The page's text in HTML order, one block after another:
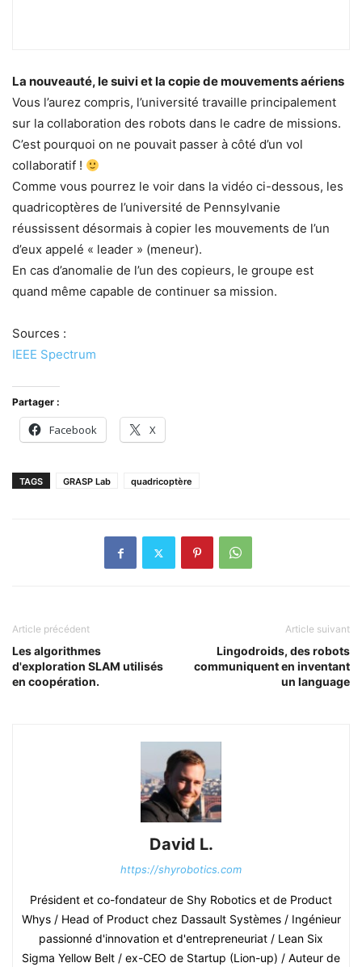
La nouveauté, le suivi et la copie de mouvements aériens
Vous l’aurez compris, l’université travaille principalement
sur la collaboration des robots dans le cadre de missions.
C’est pourquoi on ne pouvait passer à côté d’un vol
collaboratif !
Comme vous pourrez le voir dans la vidéo ci-dessous, les
quadricoptères de l’université de Pennsylvanie
réussissent désormais à copier les mouvements de l’un
d’eux appelé « leader » (meneur).
En cas d’anomalie de l’un des copieurs, le groupe est
quand même capable de continuer sa mission.
Sources :
IEEE Spectrum
Partager :
Facebook X
TAGS GRASP Lab quadricoptère
Article précédent
Les algorithmes
d'exploration SLAM utilisés
en coopération.
Article suivant
Lingodroids, des robots
communiquent en inventant
un language
David L.
https://shyrobotics.com
Président et co-fondateur de Shy Robotics et de Product
Whys / Head of Product chez Dassault Systèmes / Ingénieur
passionné d'innovation et d'entrepreneuriat / Lean Six
Sigma Yellow Belt / ex-CEO de Startup (Lion-up) / Auteur de